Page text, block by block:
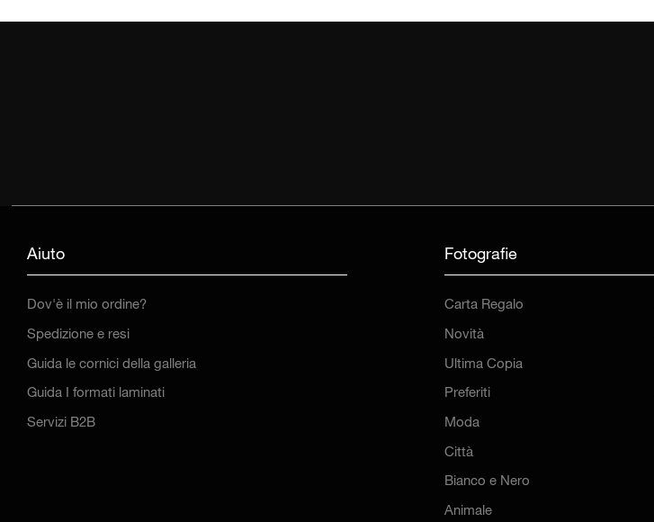
Aiuto
Dov'è il mio ordine?
Spedizione e resi
Guida le cornici della galleria
Guida I formati laminati
Servizi B2B
Fotografie
Carta Regalo
Novità
Ultima Copia
Preferiti
Moda
Città
Bianco e Nero
Animale